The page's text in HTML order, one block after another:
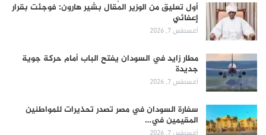
أول تعليق من الوزير المُقال بشير هارون: فوجئت بقرار
إعفائي
أغسطس 7, 2026
مطار زايد في السودان يفتح الباب أمام حركة جوية
جديدة
أغسطس 7, 2026
سفارة السودان في مصر تصدر تحذيرات للمواطنين
المقيمين في…